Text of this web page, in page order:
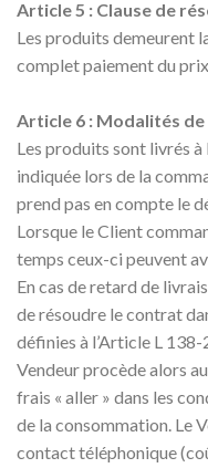
Article 5 : Clause de
Les produits demeurent
complet paiement du
Article 6 : Modalités
Les produits sont livrés à
indiquée lors de la
prend pas en compte le
Lorsque le Client
temps ceux-ci peuvent
En cas de retard de
de résoudre le contrat
définies à l’Article L
Vendeur procède alors
frais « aller » dans les
de la consommation. Le
contact téléphonique